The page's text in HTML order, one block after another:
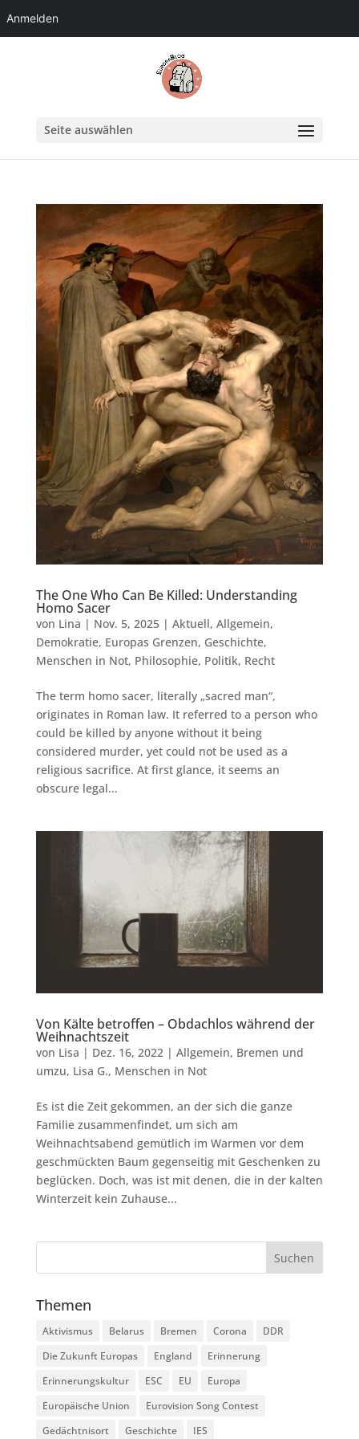
Anmelden
Seite auswählen
The One Who Can Be Killed: Understanding
Homo Sacer
von Lina | Nov. 5, 2025| Aktuell, Allgemein,
Demokratie, Europas Grenzen, Geschichte,
Menschen in Not, Philosophie, Politik, Recht
The term homo sacer, literally „sacred man“,
originates in Roman law. It referred to a person who
could be killed by anyone without it being
considered murder, yet could not be used as a
religious sacrifice. At first glance, it seems an
obscure legal...
Von Kälte betroffen – Obdachlos während der
Weihnachtszeit
von Lisa | Dez. 16, 2022| Allgemein, Bremen und
umzu, Lisa G., Menschen in Not
Es ist die Zeit gekommen, an der sich die ganze
Familie zusammenfindet, um sich am
Weihnachtsabend gemütlich im Warmen vor dem
geschmückten Baum gegenseitig mit Geschenken zu
beglücken. Doch, was ist mit denen, die in der kalten
Winterzeit kein Zuhause...
Themen
Aktivismus Belarus Bremen Corona
DDR
Die Zukunft Europas
England
Erinnerung
Erinnerungskultur
ESC EU
Europa
Europäische Union
Eurovision Song Contest
Gedächtnisort
Geschichte IES